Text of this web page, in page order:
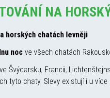
NA
horských chatách levněji
noc ve všech chatách
Švýcarsku, Francii,
tyto chaty. Slevy existují i u